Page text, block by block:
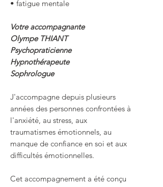
• fatigue mentale
Votre accompagnante
Olympe THIANT
Psychopraticienne
Hypnothérapeute
Sophrologue
J'accompagne depuis plusieurs
années des personnes confrontées à
l'anxiété, au stress, aux
traumatismes émotionnels, au
manque de confiance en soi et aux
difficultés émotionnelles.
Cet accompagnement a été conçu